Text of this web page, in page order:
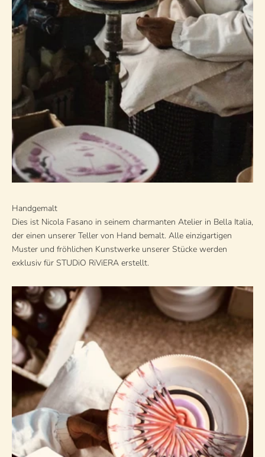
Handgemalt
Dies ist Nicola Fasano in seinem charmanten Atelier in Bella Italia,
der einen unserer Teller von Hand bemalt. Alle einzigartigen
Muster und fröhlichen Kunstwerke unserer Stücke werden
exklusiv für STUDiO RiViERA erstellt.